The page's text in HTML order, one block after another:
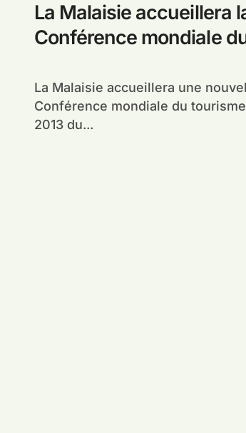
La Malaisie accueillera
Conférence mondiale
La Malaisie accueillera une nouvelle fois à la
Conférence mondiale du
2013 du...